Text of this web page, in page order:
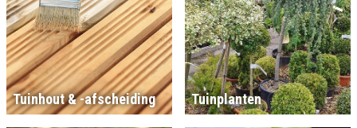
Tuinhout & -afscheiding Tuinplanten